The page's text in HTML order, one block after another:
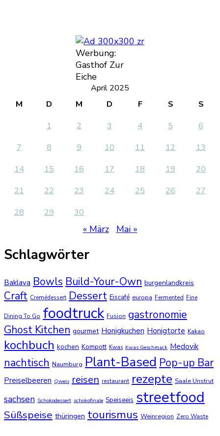
Werbung:
Gasthof Zur
Eiche
April 2025
M
D M D F S
S
1
2 3 4 5
6
7
8 9 10 11 12
13
14
15 16 17 18 19
20
21
22 23 24 25 26
27
28
29 30
« März Mai »
Schlagwörter
Baklava Bowls Build-Your-Own burgenlandkreis
Craft Cremédessert Dessert Eiscafé europa Fermented Fine
Dining To Go foodtruck Fusion gastronomie
Ghost Kitchen gourmet Honigkuchen Honigtorte Kakao
kochbuch kochen Kompott Kwas Kwas Geschmack Medovik
nachtisch Naumburg Plant-Based Pop-up Bar
Preiselbeeren Qweis reisen restaurant rezepte Saale Unstrut
sachsen Schokodessert schokofinale Speiseeis streetfood
Süßspeise thüringen tourismus Weinregion Zero Waste